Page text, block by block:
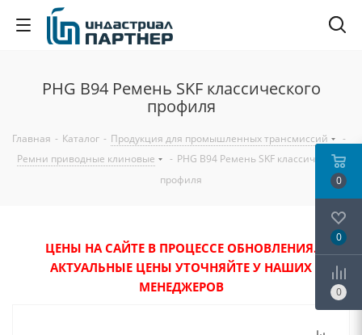
PHG B94 Ремень SKF классического
профиля
Главная - Каталог - Продукция для промышленных трансмиссий
-
Ремни приводные клиновые
- PHG B94 Ремень SKF классического
профиля
ЦЕНЫ НА САЙТЕ В ПРОЦЕССЕ ОБНОВЛЕНИЯ.
АКТУАЛЬНЫЕ ЦЕНЫ УТОЧНЯЙТЕ У НАШИХ
МЕНЕДЖЕРОВ
0
0
0